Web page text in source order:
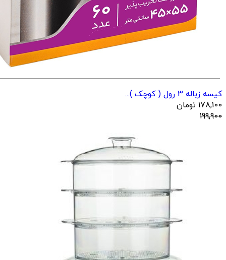
کیسه زباله 3 رول ( کوچک )...
178,100 تومان
199,900